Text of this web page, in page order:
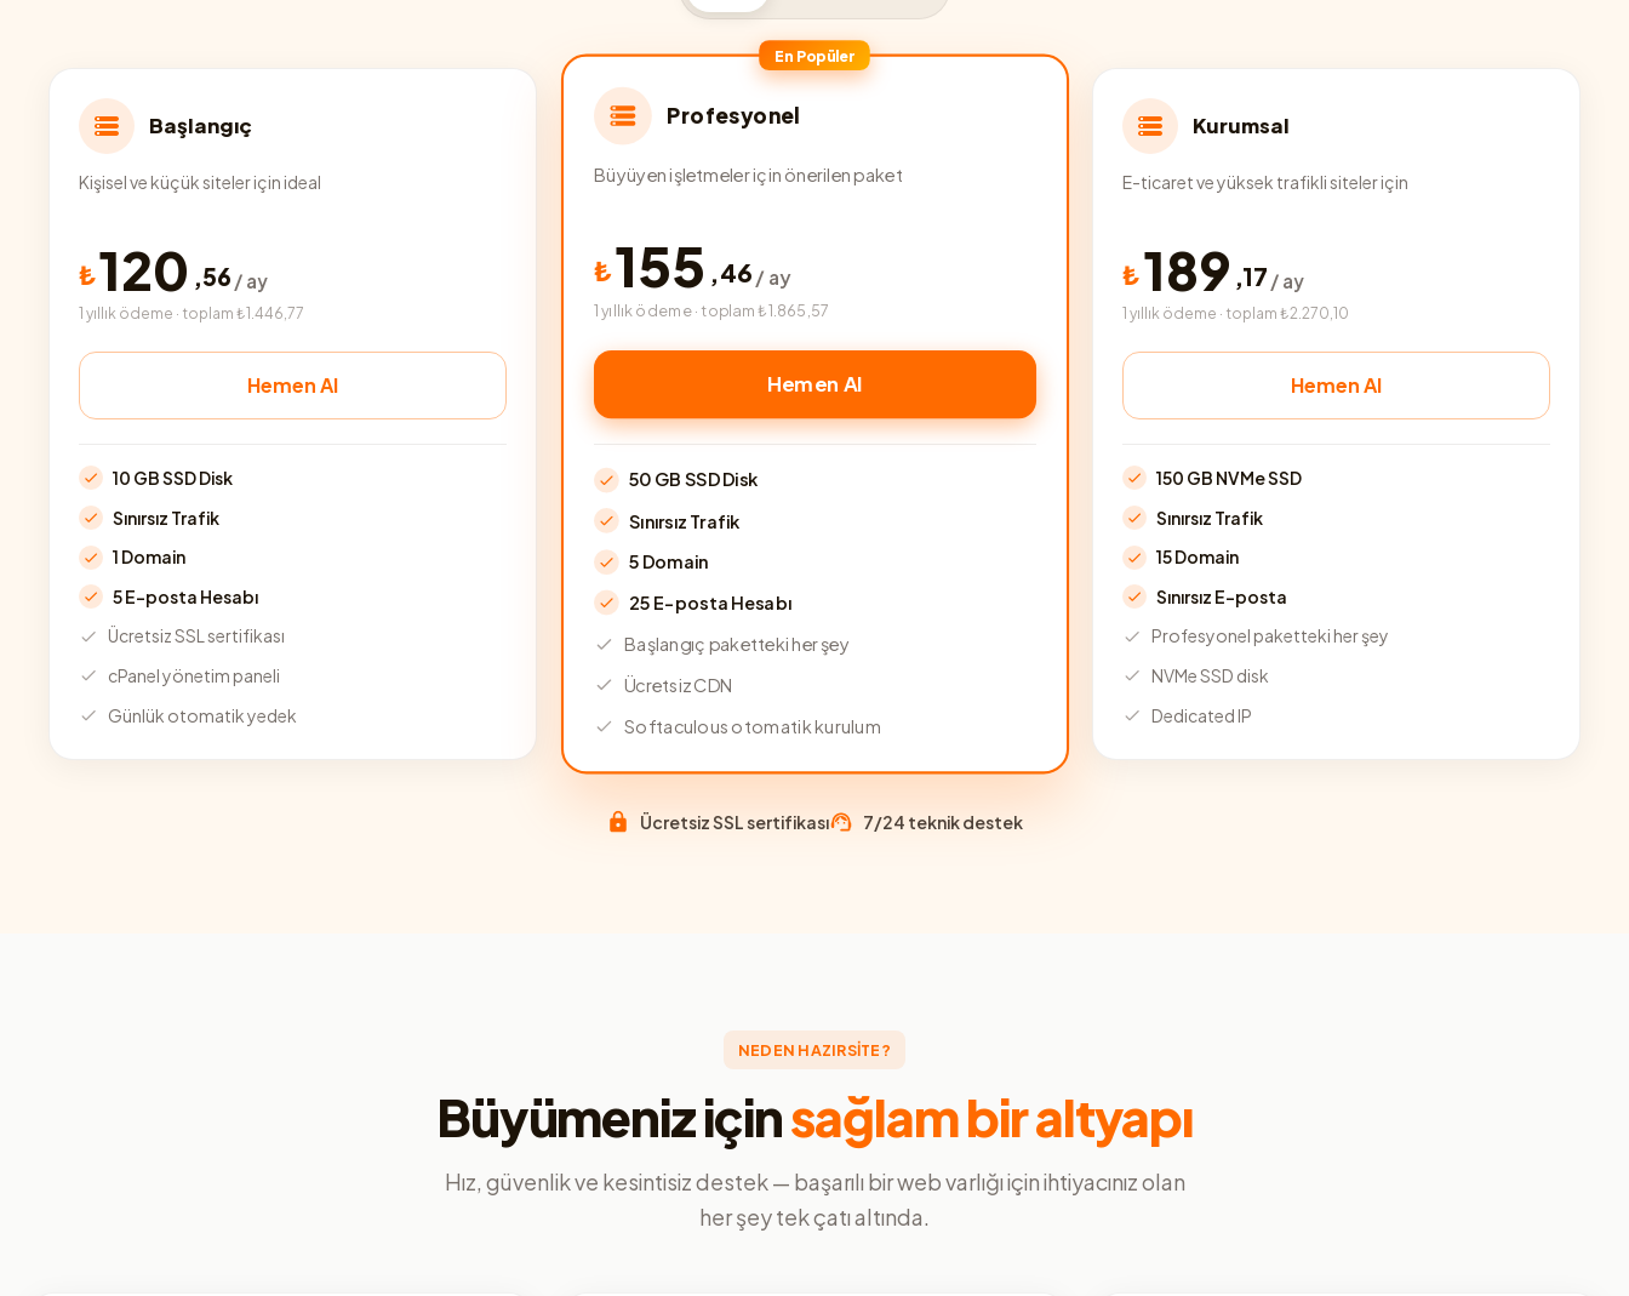
Başlangıç
Kişisel ve küçük siteler için ideal
₺120 ,56 / ay
1 yıllık ödeme · toplam ₺1.446,77
Hemen Al
10 GB SSD Disk
Sınırsız Trafik
1 Domain
5 E-posta Hesabı
Ücretsiz SSL sertifikası
cPanel yönetim paneli
Günlük otomatik yedek
En Popüler
Profesyonel
Büyüyen işletmeler için önerilen paket
₺155 ,46 / ay
1 yıllık ödeme · toplam ₺1.865,57
Hemen Al
50 GB SSD Disk
Sınırsız Trafik
5 Domain
25 E-posta Hesabı
Başlangıç paketteki her şey
Ücretsiz CDN
Softaculous otomatik kurulum
Kurumsal
E-ticaret ve yüksek trafikli siteler için
₺189 ,17 / ay
1 yıllık ödeme · toplam ₺2.270,10
Hemen Al
150 GB NVMe SSD
Sınırsız Trafik
15 Domain
Sınırsız E-posta
Profesyonel paketteki her şey
NVMe SSD disk
Dedicated IP
Ücretsiz SSL sertifikası 7/24 teknik destek
NEDEN HAZIRSİTE?
Büyümeniz içinsağlam bir altyapı
Hız, güvenlik ve kesintisiz destek — başarılı bir web varlığı için ihtiyacınız olan
her şey tek çatı altında.